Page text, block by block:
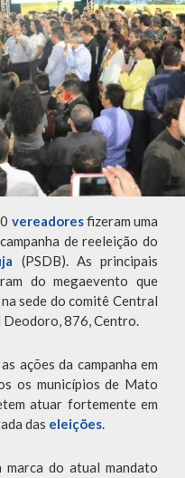
vereadoresfizeram uma
de reeleição do
(PSDB). As principais
do megaevento que
sede do comitê Central
Deodoro, 876, Centro.
ações da campanha em
os municípios de Mato
atuar fortemente em
das eleições.
do atual mandato